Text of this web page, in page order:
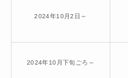
2024年10月2日～
2024年10月下旬ごろ～